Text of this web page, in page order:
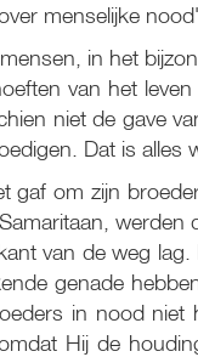
menselijke
in het
van het
niet de gave
Dat is alles
gaf om zijn
van de weg
genade
in nood
Hij de